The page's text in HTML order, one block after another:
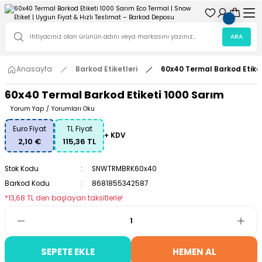
ARA
Anasayfa Barkod Etiketleri 60x40 Termal Barkod
60x40 Termal Barkod Etiketi 1000 Sarım
Yorum Yap / Yorumları Oku
Euro Fiyat
2,10 €
TL Fiyat
115,36 TL
+ KDV
Stok Kodu
SNWTRMBRK60x40
Barkod Kodu
8681855342587
*13,68 TL den başlayan taksitlerle!
SEPETE EKLE HEMEN AL